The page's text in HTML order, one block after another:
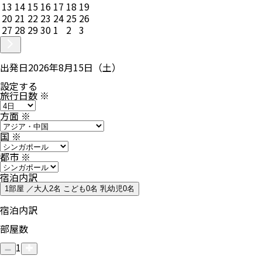
13 14 15 16 17 18 19
20 21 22 23 24 25 26
27 28 2930 1 2 3
出発日2026年8月15日（土）
設定する
旅行日数 ※
方面※
国※
都市※
宿泊内訳
1部屋 ／大人2名 こども0名 乳幼児0名
宿泊内訳
部屋数
1